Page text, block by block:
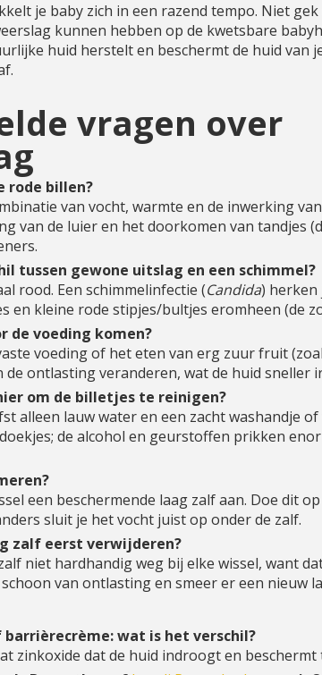
je baby zich in een razend tempo. Niet gek
kunnen hebben op de kwetsbare
huid herstelt en beschermt de huid van
vragen over
rode billen?
van vocht, warmte en de inwerking
van de luier en het doorkomen van tandjes
tussen gewone uitslag en een schimmel?
rood. Een schimmelinfectie (Candida) herken
en kleine rode stipjes/bultjes eromheen (de
de voeding komen?
voeding of het eten van erg zuur fruit
de ontlasting veranderen, wat de huid sneller
om de billetjes te reinigen?
alleen lauw water en een zacht washandje
de alcohol en geurstoffen prikken
een beschermende laag zalf aan. Doe dit
sluit je het vocht juist op onder de zalf.
zalf eerst verwijderen?
niet hardhandig weg bij elke wissel, want
van ontlasting en smeer er een nieuw
wat is het verschil?
zinkoxide dat de huid indroogt en beschermt